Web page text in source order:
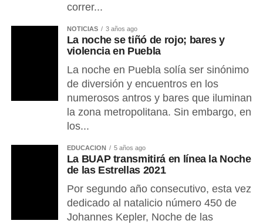
correr...
NOTICIAS 3 años ago
La noche se tiñó de rojo; bares y
violencia en Puebla
La noche en Puebla solía ser sinónimo
de diversión y encuentros en los
numerosos antros y bares que iluminan
la zona metropolitana. Sin embargo, en
los...
EDUCACIÓN 5 años ago
La BUAP transmitirá en línea la Noche
de las Estrellas 2021
Por segundo año consecutivo, esta vez
dedicado al natalicio número 450 de
Johannes Kepler, Noche de las